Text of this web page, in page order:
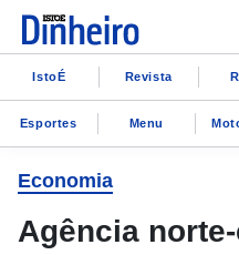
IstoÉ Revista
Esportes Menu
Economia
Agência